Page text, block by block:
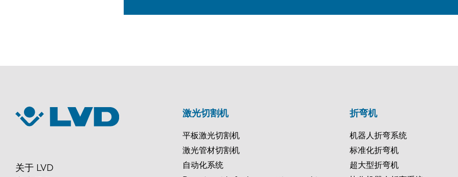
关于 LVD
激光切割机
平板激光切割机
激光管材切割机
自动化系统
折弯机
机器人折弯系统
标准化折弯机
超大型折弯机